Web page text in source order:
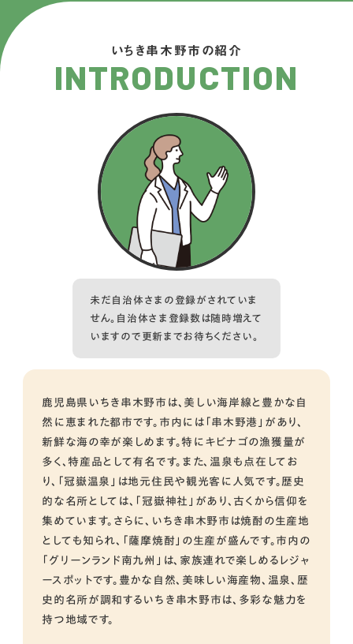
いちき串木野市の紹介
INTRODUCTION
未だ自治体さまの登録がされていま
せん。自治体さま登録数は随時増えて
いますので更新までお待ちください。
鹿児島県いちき串木野市は、美しい海岸線と豊かな自
然に恵まれた都市です。市内には「串木野港」があり、
新鮮な海の幸が楽しめます。特にキビナゴの漁獲量が
多く、特産品として有名です。また、温泉も点在してお
り、「冠嶽温泉」は地元住民や観光客に人気です。歴史
的な名所としては、「冠嶽神社」があり、古くから信仰を
集めています。さらに、いちき串木野市は焼酎の生産地
としても知られ、「薩摩焼酎」の生産が盛んです。市内の
「グリーンランド南九州」は、家族連れで楽しめるレジャ
ースポットです。豊かな自然、美味しい海産物、温泉、歴
史的名所が調和するいちき串木野市は、多彩な魅力を
持つ地域です。